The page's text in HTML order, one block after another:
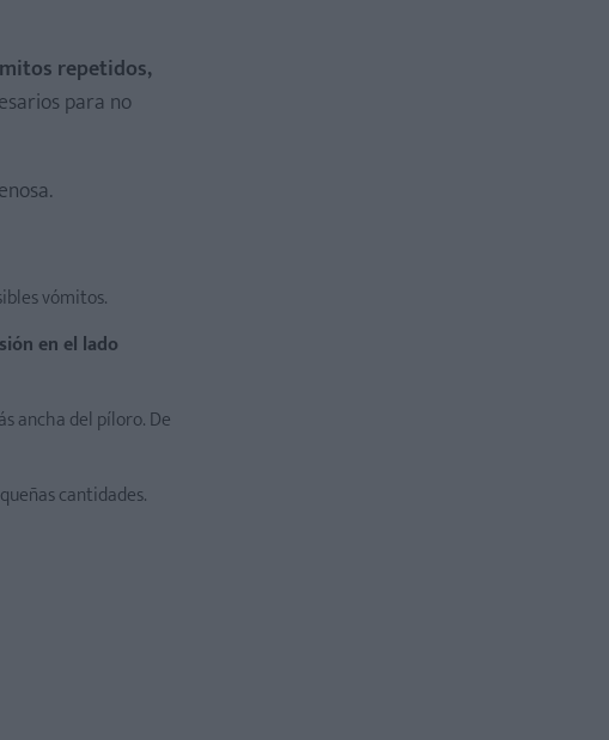
repetidos,
para no
vómitos.
en el lado
ancha del píloro. De
cantidades.